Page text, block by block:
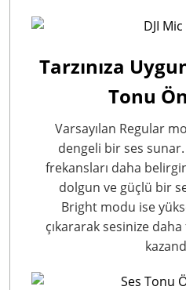
Tarzınıza
Tonu
Varsayılan Regular
dengeli bir ses
frekansları daha
dolgun ve güçlü bir
Bright modu ise
çıkararak sesinize daha